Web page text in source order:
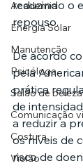
Academia
Energia Solar
Manutenção
Psicóloga
Salão de beleza
Comunicação
Costura
Violão
reduzindo o
repouso.
De acordo
pela
prática
de
a reduzir a
os níveis de
risco de